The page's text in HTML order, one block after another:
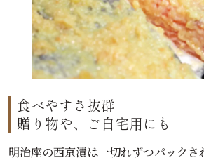
食べやすさ抜群
贈り物や、ご自宅用にも
明治座の西京漬は一切れずつパック